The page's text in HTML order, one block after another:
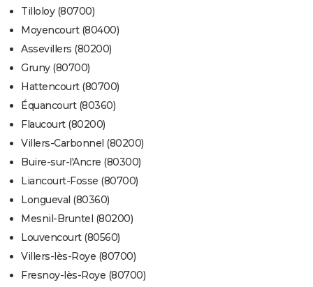
Tilloloy (80700)
Moyencourt (80400)
Assevillers (80200)
Gruny (80700)
Hattencourt (80700)
Équancourt (80360)
Flaucourt (80200)
Villers-Carbonnel (80200)
Buire-sur-l'Ancre (80300)
Liancourt-Fosse (80700)
Longueval (80360)
Mesnil-Bruntel (80200)
Louvencourt (80560)
Villers-lès-Roye (80700)
Fresnoy-lès-Roye (80700)